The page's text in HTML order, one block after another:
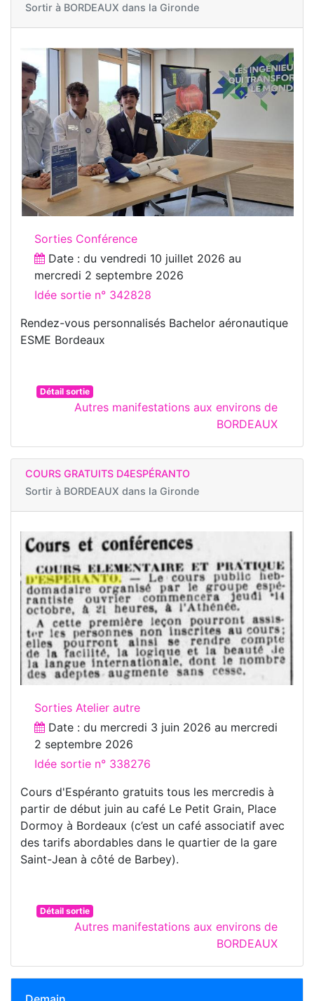
Sortir à BORDEAUX dans la Gironde
Sorties Conférence
Date : du vendredi 10 juillet 2026 au
mercredi 2 septembre 2026
Idée sortie n° 342828
Rendez-vous personnalisés Bachelor aéronautique
ESME Bordeaux
Détail sortie
Autres manifestations aux environs de
BORDEAUX
COURS GRATUITS D4ESPÉRANTO
Sortir à BORDEAUX dans la Gironde
Sorties Atelier autre
Date : du mercredi 3 juin 2026 au mercredi
2 septembre 2026
Idée sortie n° 338276
Cours d'Espéranto gratuits tous les mercredis à
partir de début juin au café Le Petit Grain, Place
Dormoy à Bordeaux (c’est un café associatif avec
des tarifs abordables dans le quartier de la gare
Saint-Jean à côté de Barbey).
Détail sortie
Autres manifestations aux environs de
BORDEAUX